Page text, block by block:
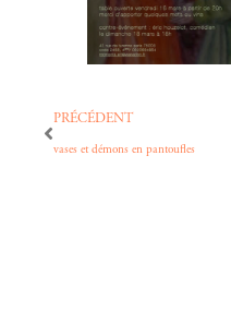
PRÉCÉDENT
vases et démons en pantoufles